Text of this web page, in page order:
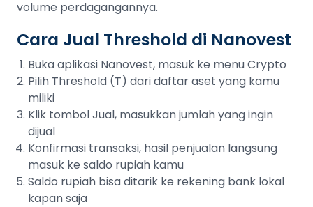
volume perdagangannya.
Cara Jual Threshold di Nanovest
Buka aplikasi Nanovest, masuk ke menu Crypto
Pilih Threshold (T) dari daftar aset yang kamu
miliki
Klik tombol Jual, masukkan jumlah yang ingin
dijual
Konfirmasi transaksi, hasil penjualan langsung
masuk ke saldo rupiah kamu
Saldo rupiah bisa ditarik ke rekening bank lokal
kapan saja